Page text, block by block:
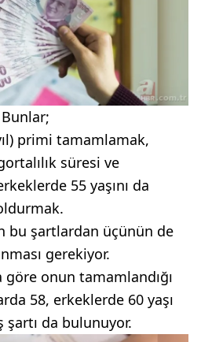
Bunlar;
primi tamamlamak,
süresi ve
55 yaşını da
bu şartlardan üçünün de
gerekiyor.
onun tamamlandığı
58, erkeklerde 60 yaşı
şartı da bulunuyor.